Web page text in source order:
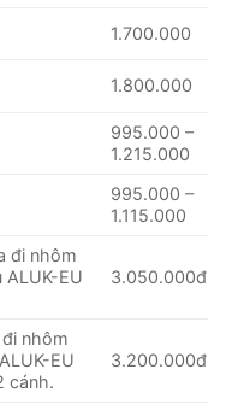
1.700.000
1.800.000
995.000 –
1.215.000
995.000 –
1.115.000
đi nhôm
ALUK-EU
3.050.000đ
nhôm
EU
cánh.
3.200.000đ